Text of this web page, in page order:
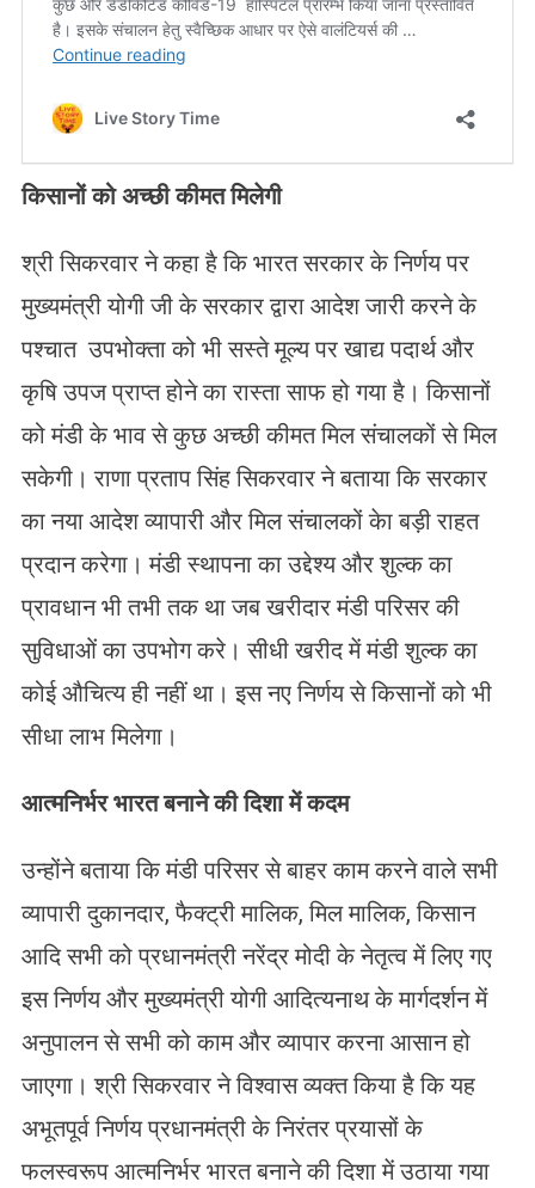
किसानों को अच्छी कीमत मिलेगी
श्री सिकरवार ने कहा है कि भारत सरकार के निर्णय पर
मुख्यमंत्री योगी जी के सरकार द्वारा आदेश जारी करने के
पश्चात उपभोक्ता को भी सस्ते मूल्य पर खाद्य पदार्थ और
कृषि उपज प्राप्त होने का रास्ता साफ हो गया है। किसानों
को मंडी के भाव से कुछ अच्छी कीमत मिल संचालकों से मिल
सकेगी। राणा प्रताप सिंह सिकरवार ने बताया कि सरकार
का नया आदेश व्यापारी और मिल संचालकों केा बड़ी राहत
प्रदान करेगा। मंडी स्थापना का उद्देश्य और शुल्क का
प्रावधान भी तभी तक था जब खरीदार मंडी परिसर की
सुविधाओं का उपभोग करे। सीधी खरीद में मंडी शुल्क का
कोई औचित्य ही नहीं था। इस नए निर्णय से किसानों को भी
सीधा लाभ मिलेगा।
आत्मनिर्भर भारत बनाने की दिशा में कदम
उन्होंने बताया कि मंडी परिसर से बाहर काम करने वाले सभी
व्यापारी दुकानदार, फैक्ट्री मालिक, मिल मालिक, किसान
आदि सभी को प्रधानमंत्री नरेंद्र मोदी के नेतृत्व में लिए गए
इस निर्णय और मुख्यमंत्री योगी आदित्यनाथ के मार्गदर्शन में
अनुपालन से सभी को काम और व्यापार करना आसान हो
जाएगा। श्री सिकरवार ने विश्वास व्यक्त किया है कि यह
अभूतपूर्व निर्णय प्रधानमंत्री के निरंतर प्रयासों के
फलस्वरूप आत्मनिर्भर भारत बनाने की दिशा में उठाया गया